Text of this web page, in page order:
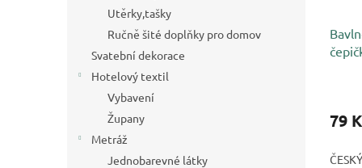
Utěrky,tašky
Ručně šité doplňky pro domov
Svatební dekorace
Hotelový textil
Vybavení
Župany
Metráž
Jednobarevné látky
79